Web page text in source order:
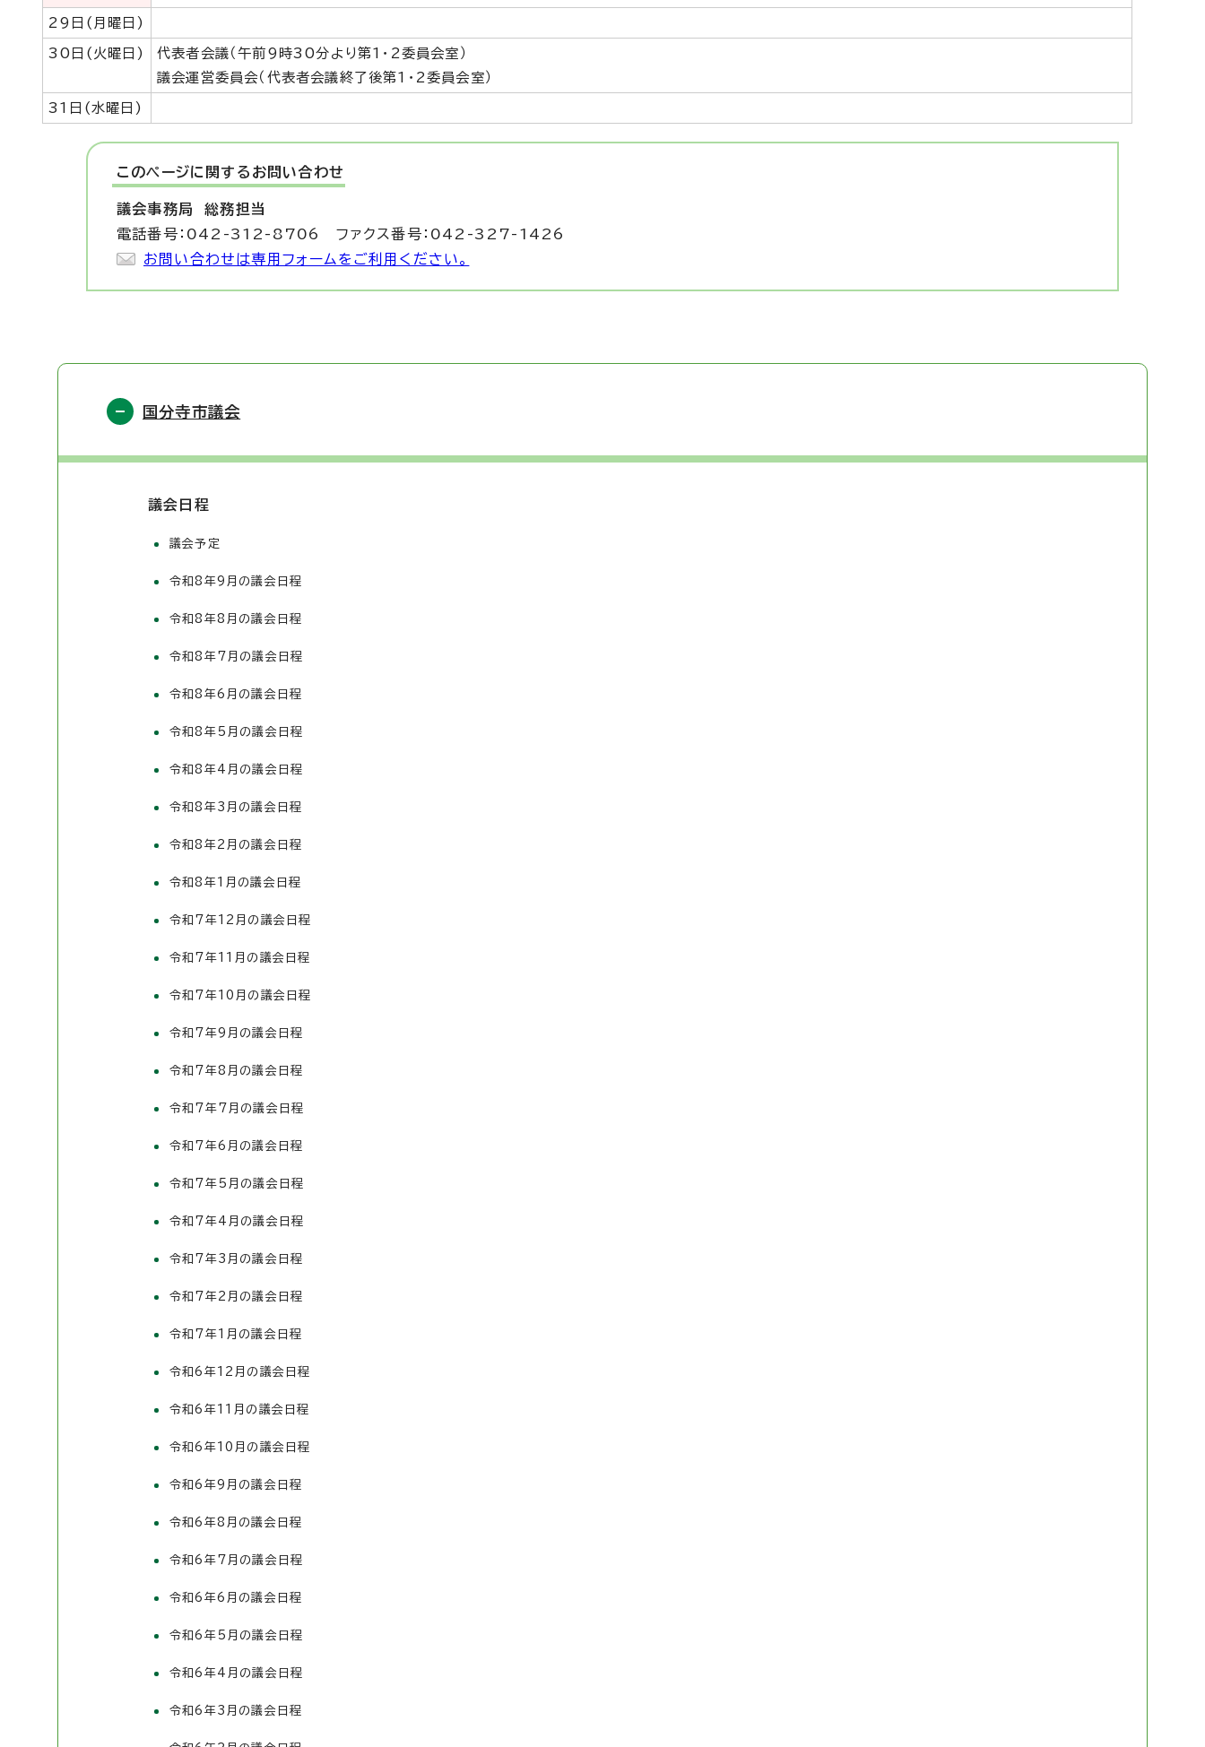
29日(月曜日)
30日(火曜日)
代表者会議（午前9時30分より第1・2委員会室）
議会運営委員会（代表者会議終了後第1・2委員会室）
31日(水曜日)
このページに関する お問い合わせ
議会事務局
総務担当
電話番号：042-312-8706 ファクス番号：042-327-1426
お問い合わせは専用フォームをご利用ください。
国分寺市議会
議会日程
議会予定
令和8年9月の議会日程
令和8年8月の議会日程
令和8年7月の議会日程
令和8年6月の議会日程
令和8年5月の議会日程
令和8年4月の議会日程
令和8年3月の議会日程
令和8年2月の議会日程
令和8年1月の議会日程
令和7年12月の議会日程
令和7年11月の議会日程
令和7年10月の議会日程
令和7年9月の議会日程
令和7年8月の議会日程
令和7年7月の議会日程
令和7年6月の議会日程
令和7年5月の議会日程
令和7年4月の議会日程
令和7年3月の議会日程
令和7年2月の議会日程
令和7年1月の議会日程
令和6年12月の議会日程
令和6年11月の議会日程
令和6年10月の議会日程
令和6年9月の議会日程
令和6年8月の議会日程
令和6年7月の議会日程
令和6年6月の議会日程
令和6年5月の議会日程
令和6年4月の議会日程
令和6年3月の議会日程